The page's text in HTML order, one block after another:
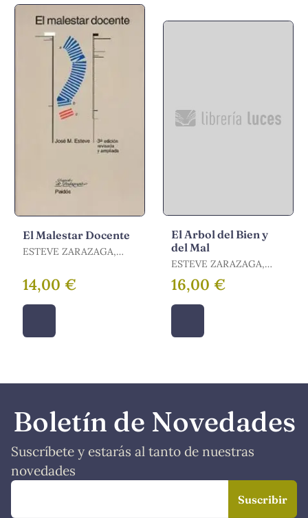
El Malestar Docente
ESTEVE ZARAZAGA,
14,00 €
El Arbol del Bien y
del Mal
ESTEVE ZARAZAGA,
JOSÉ MANUEL
16,00 €
Boletín de Novedades
Suscríbete y estarás al tanto de nuestras
novedades